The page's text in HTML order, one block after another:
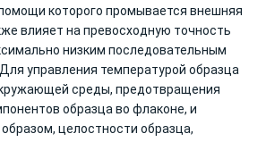
которого промывается внешняя
влияет на превосходную точность
низким последовательным
управления температурой образца
среды, предотвращения
образца во флаконе, и
целостности образца,